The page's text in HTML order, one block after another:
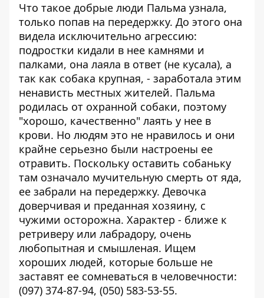
Что такое добрые люди Пальма узнала,
только попав на передержку. До этого она
видела исключительно агрессию:
подростки кидали в нее камнями и
палками, она лаяла в ответ (не кусала), а
так как собака крупная, - заработала этим
ненависть местных жителей. Пальма
родилась от охранной собаки, поэтому
"хорошо, качественно" лаять у нее в
крови. Но людям это не нравилось и они
крайне серьезно были настроены ее
отравить. Поскольку оставить собаньку
там означало мучительную смерть от яда,
ее забрали на передержку. Девочка
доверчивая и преданная хозяину, с
чужими осторожна. Характер - ближе к
ретриверу или лабрадору, очень
любопытная и смышленая. Ищем
хороших людей, которые больше не
заставят ее сомневаться в человечности:
(097) 374-87-94, (050) 583-53-55.